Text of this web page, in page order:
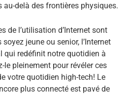
delà des frontières physiques.
de l’utilisation d’Internet sont
jeune ou senior, l’Internet
redéfinit notre quotidien à
le pleinement pour révéler ces
votre quotidien high-tech! Le
plus connecté est pavé de